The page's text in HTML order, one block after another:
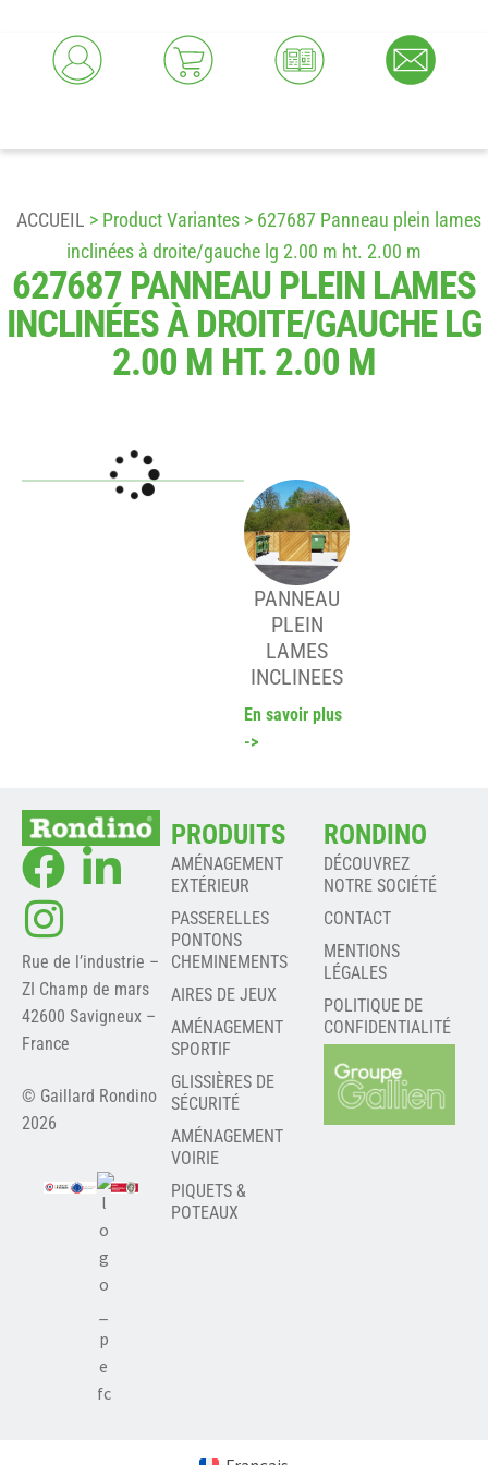
ACCUEIL > Product Variantes > 627687 Panneau plein lames
inclinées à droite/gauche lg 2.00 m ht. 2.00 m
627687 PANNEAU PLEIN LAMES
INCLINÉES À DROITE/GAUCHE LG
2.00 M HT. 2.00 M
PANNEAU
PLEIN
LAMES
INCLINEES
En savoir plus
->
Rue de l’industrie –
ZI Champ de mars
42600 Savigneux –
France
© Gaillard Rondino
2026
PRODUITS
AMÉNAGEMENT
EXTÉRIEUR
PASSERELLES
PONTONS
CHEMINEMENTS
AIRES DE JEUX
AMÉNAGEMENT
SPORTIF
GLISSIÈRES DE
SÉCURITÉ
AMÉNAGEMENT
VOIRIE
PIQUETS &
POTEAUX
RONDINO
DÉCOUVREZ
NOTRE SOCIÉTÉ
CONTACT
MENTIONS
LÉGALES
POLITIQUE DE
CONFIDENTIALITÉ